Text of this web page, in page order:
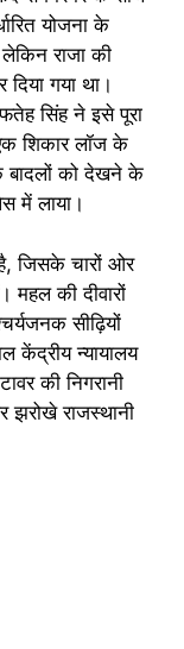
योजना के
राजा की
गया था।
फतेह सिंह ने इसे पूरा
शिकार लॉज के
बादलों को देखने के
में लाया।
जिसके चारों ओर
महल की दीवारों
सीढ़ियों
केंद्रीय न्यायालय
की निगरानी
राजस्थानी